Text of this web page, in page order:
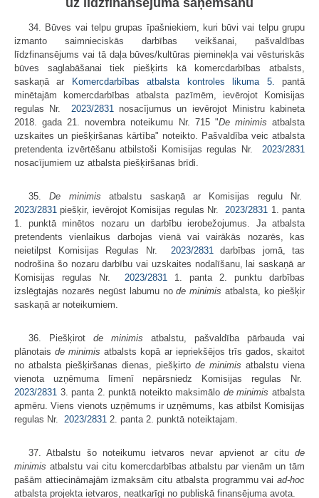
34. Būves vai telpu grupas īpašniekiem, kuri būvi vai telpu grupu
izmanto saimnieciskās darbības veikšanai, pašvaldības
līdzfinansējums vai tā daļa būves/kultūras pieminekļa vai vēsturiskās
būves saglabāšanai tiek piešķirts kā komercdarbības atbalsts,
saskaņā ar
Komercdarbības atbalsta kontroles likuma 5.
pantā
minētajām komercdarbības atbalsta pazīmēm, ievērojot Komisijas
regulas Nr. 2023/2831
nosacījumus un ievērojot Ministru kabineta
2018. gada 21. novembra noteikumu Nr. 715 "De minimis atbalsta
uzskaites un piešķiršanas kārtība" noteikto. Pašvaldība veic atbalsta
pretendenta izvērtēšanu atbilstoši Komisijas regulas Nr. 2023/2831
nosacījumiem uz atbalsta piešķiršanas brīdi.
35.De minimis atbalstu saskaņā ar Komisijas regulu Nr.
2023/2831 piešķir, ievērojot Komisijas regulas Nr. 2023/2831 1. panta
1. punktā minētos nozaru un darbību ierobežojumus. Ja atbalsta
pretendents vienlaikus darbojas vienā vai vairākās nozarēs, kas
neietilpst Komisijas Regulas Nr. 2023/2831
darbības jomā, tas
nodrošina šo nozaru darbību vai uzskaites nodalīšanu, lai saskaņā ar
Komisijas regulas Nr. 2023/2831
1. panta 2. punktu darbības
izslēgtajās nozarēs negūst labumu node minimis atbalsta, ko piešķir
saskaņā ar noteikumiem.
36. Piešķirot de minimis atbalstu, pašvaldība pārbauda vai
plānotaisde minimis atbalsts kopā ar iepriekšējos trīs gados, skaitot
no atbalsta piešķiršanas dienas, piešķirto de minimis atbalstu viena
vienota uzņēmuma līmenī nepārsniedz Komisijas regulas Nr.
2023/2831 3. panta 2. punktā noteikto maksimālo de minimis atbalsta
apmēru. Viens vienots uzņēmums ir uzņēmums, kas atbilst Komisijas
regulas Nr. 2023/2831 2. panta 2. punktā noteiktajam.
37. Atbalstu šo noteikumu ietvaros nevar apvienot ar citu de
minimis atbalstu vai citu komercdarbības atbalstu par vienām un tām
pašām attiecināmajām izmaksām citu atbalsta programmu vai ad-hoc
atbalsta projekta ietvaros, neatkarīgi no publiskā finansējuma avota.